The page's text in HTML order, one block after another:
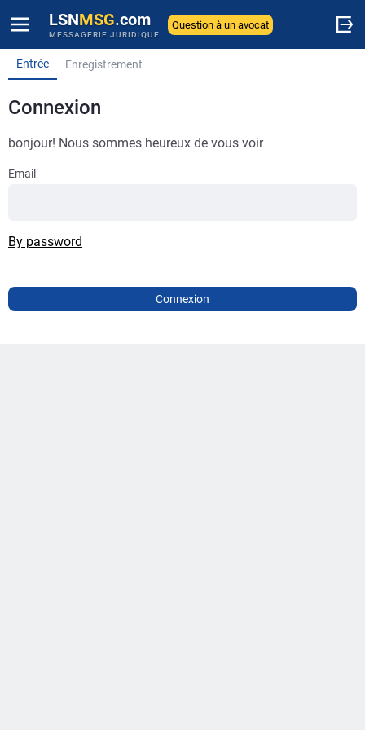
LSNMSG.com
MESSAGERIE JURIDIQUE
Question à un avocat
Entrée Enregistrement
Connexion
bonjour! Nous sommes heureux de vous voir
Email
By password